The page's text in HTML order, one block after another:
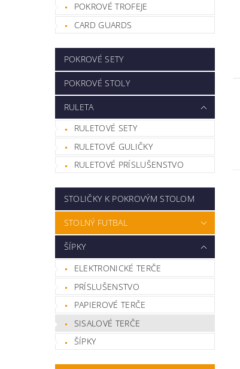
POKROVÉ TROFEJE
CARD GUARDS
POKROVÉ SETY
POKROVÉ STOLY
RULETA
RULETOVÉ SETY
RULETOVÉ GULIČKY
RULETOVÉ PRÍSLUŠENSTVO
STOLIČKY K POKROVÝM STOLOM
STOLNÝ FUTBAL
ŠÍPKY
ELEKTRONICKÉ TERČE
PRÍSLUŠENSTVO
PAPIEROVÉ TERČE
SISALOVÉ TERČE
ŠÍPKY